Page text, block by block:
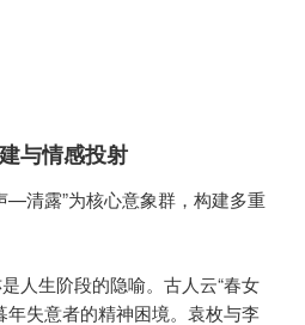
与情感投射
清露”为核心意象群，构建多重
人生阶段的隐喻。古人云“春女
年失意者的精神困境。袁枚与李